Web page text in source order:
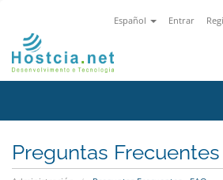
Español Entrar
Preguntas Frecuentes